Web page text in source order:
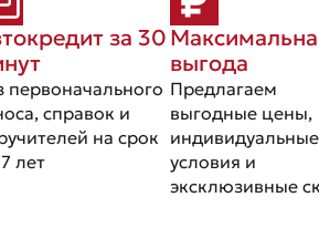
за 30
первоначального
справок и
на срок
лет
выгода
Предлагаем
выгодные цены,
индивидуальные
условия и
эксклюзивные